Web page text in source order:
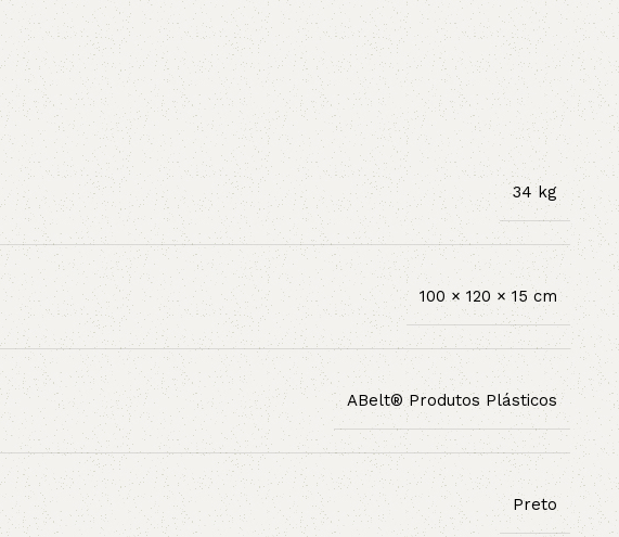
34 kg
100 × 120 × 15 cm
ABelt® Produtos Plásticos
Preto